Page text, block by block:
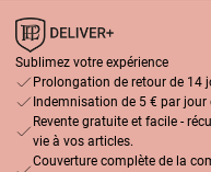
Sublimez votre expérience
Prolongation de retour de 14
Indemnisation de 5 € par
Revente gratuite et facile -
vie à vos articles.
Couverture complète de la